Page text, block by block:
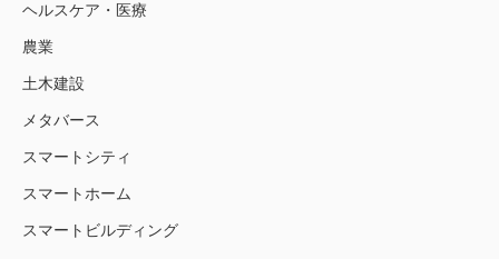
ヘルスケア・医療
農業
土木建設
メタバース
スマートシティ
スマートホーム
スマートビルディング